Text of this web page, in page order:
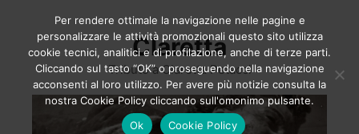
contenuto
Claretta
Tributo a Claretta Petacci
Per rendere ottimale la navigazione nelle pagine e
personalizzare le attività promozionali questo sito utilizza
cookie tecnici, analitici e di profilazione, anche di terze parti.
Cliccando sul tasto “OK” o proseguendo nella navigazione
acconsenti al loro utilizzo. Per avere più notizie consulta la
nostra Cookie Policy cliccando sull'omonimo pulsante.
Ok
Cookie Policy